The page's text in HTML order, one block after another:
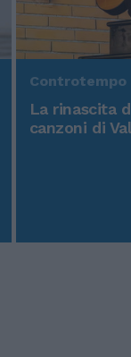
Controtempo
La rinascita
canzoni di